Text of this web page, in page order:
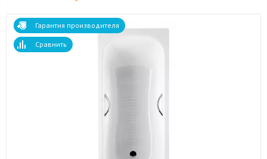
Гарантия производителя
Сравнить